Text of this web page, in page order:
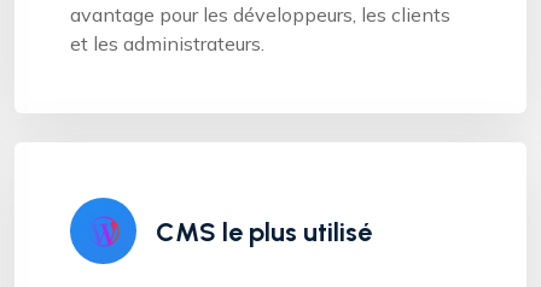
avantage pour les développeurs, les clients
et les administrateurs.
CMS le plus utilisé